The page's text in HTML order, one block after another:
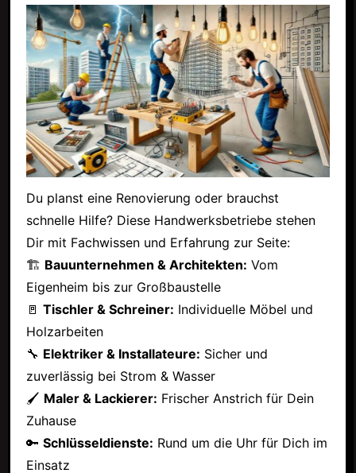
Du planst eine Renovierung oder brauchst
schnelle Hilfe? Diese Handwerksbetriebe stehen
Dir mit Fachwissen und Erfahrung zur Seite:
🏗 Bauunternehmen & Architekten: Vom
Eigenheim bis zur Großbaustelle
🚪 Tischler & Schreiner: Individuelle Möbel und
Holzarbeiten
🔧 Elektriker & Installateure: Sicher und
zuverlässig bei Strom & Wasser
🖌 Maler & Lackierer: Frischer Anstrich für Dein
Zuhause
🔑 Schlüsseldienste: Rund um die Uhr für Dich im
Einsatz